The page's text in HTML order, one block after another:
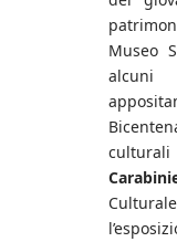
Museo
alcuni